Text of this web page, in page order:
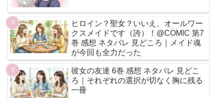
ヒロイン？聖女？いいえ、オールワー
クスメイドです（誇）！@COMIC 第7
巻 感想 ネタバレ 見どころ｜メイド魂
が今回も全力だった
彼女の友達 6巻 感想 ネタバレ 見どこ
ろ｜それぞれの選択が切なく胸に残る
一冊